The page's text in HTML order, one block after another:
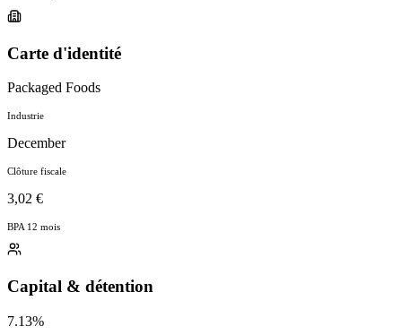
Carte d'identité
Packaged Foods
Industrie
December
Clôture fiscale
3,02 €
BPA 12 mois
Capital & détention
7.13%